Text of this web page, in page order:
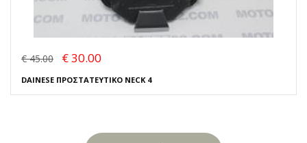
€ 45.00 € 30.00
DAINESE ΠΡΟΣΤΑΤΕΥΤΙΚΟ NECK 4